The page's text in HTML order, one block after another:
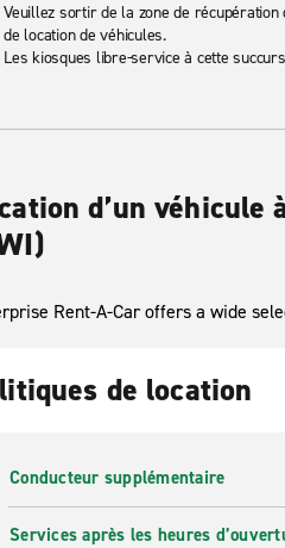
Veuillez sortir de la zone de récupération
de location de véhicules.
Les kiosques libre-service à cette
d’un
Rent-A-Car offers a wide
de location
Conducteur supplémentaire
Services après les heures